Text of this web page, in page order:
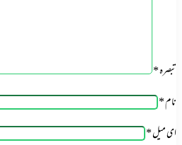
تبصرہ*
نام*
ای میل*